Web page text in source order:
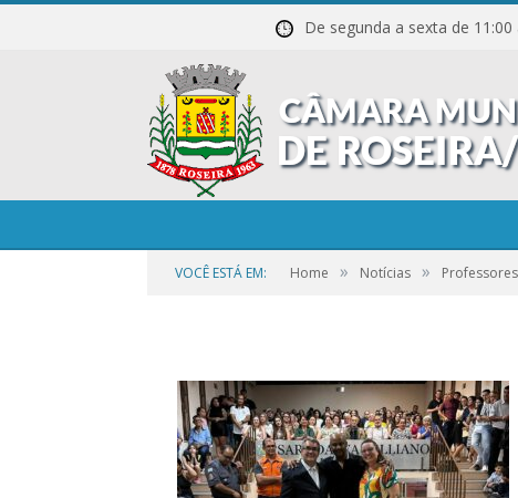
De segunda a sexta de
VOCÊ ESTÁ EM: Home » Notícias »